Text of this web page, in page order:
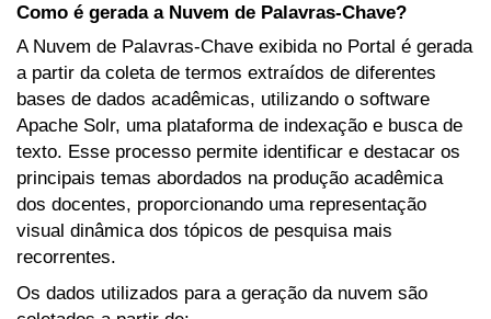
Como é gerada a Nuvem de Palavras-Chave?
A Nuvem de Palavras-Chave exibida no Portal é gerada
a partir da coleta de termos extraídos de diferentes
bases de dados acadêmicas, utilizando o software
Apache Solr, uma plataforma de indexação e busca de
texto. Esse processo permite identificar e destacar os
principais temas abordados na produção acadêmica
dos docentes, proporcionando uma representação
visual dinâmica dos tópicos de pesquisa mais
recorrentes.
Os dados utilizados para a geração da nuvem são